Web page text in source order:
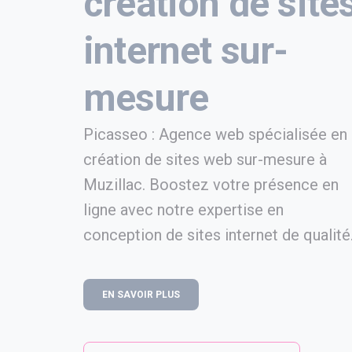
internet sur-
mesure
Picasseo : Agence web spécialisée en
création de sites web sur-mesure à
Muzillac. Boostez votre présence en
ligne avec notre expertise en
conception de sites internet de
EN SAVOIR PLUS